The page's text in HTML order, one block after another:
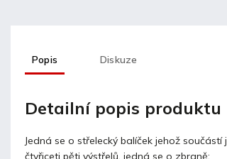
Popis Diskuze
Detailní popis produktu
Jedná se o střelecký balíček jehož
čtyřiceti pěti výstřelů, jedná se o zbraně: